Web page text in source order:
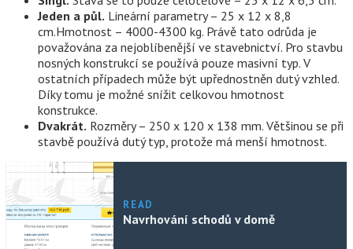
Jeden a půl. Lineární parametry – 25 x 12 x 8,8
cm.Hmotnost – 4000-4300 kg. Právě tato odrůda je
považována za nejoblíbenější ve stavebnictví. Pro stavbu
nosných konstrukcí se používá pouze masivní typ. V
ostatních případech může být upřednostněn dutý vzhled.
Díky tomu je možné snížit celkovou hmotnost
konstrukce.
Dvakrát. Rozměry – 250 x 120 x 138 mm. Většinou se při
stavbě používá dutý typ, protože má menší hmotnost.
READ
Navrhování schodů v domě